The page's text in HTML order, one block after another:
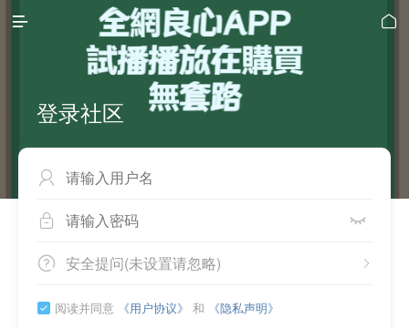
 
登录社区

 
 
安全提问(未设置请忽略)
 阅读并同意 《用户协议》 和 《隐私声明》